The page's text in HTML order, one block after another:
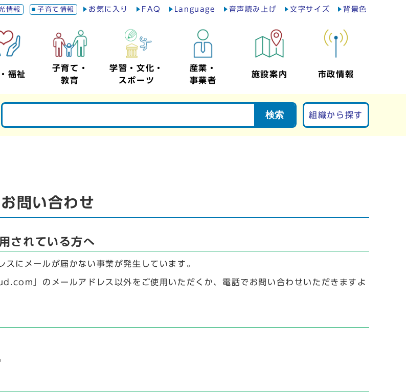
情報 子育て情報 お気に入り FAQ Language 音声読み上げ 文字サイズ 背景色
福祉
子育て・
教育
学習・文化・
スポーツ
産業・
事業者
施設案内 市政情報
検索 組織から探す
問い合わせ
されている方へ
にメールが届かない事業が発生しています。
」のメールアドレス以外をご使用いただくか、電話でお問い合わせいただきますよ